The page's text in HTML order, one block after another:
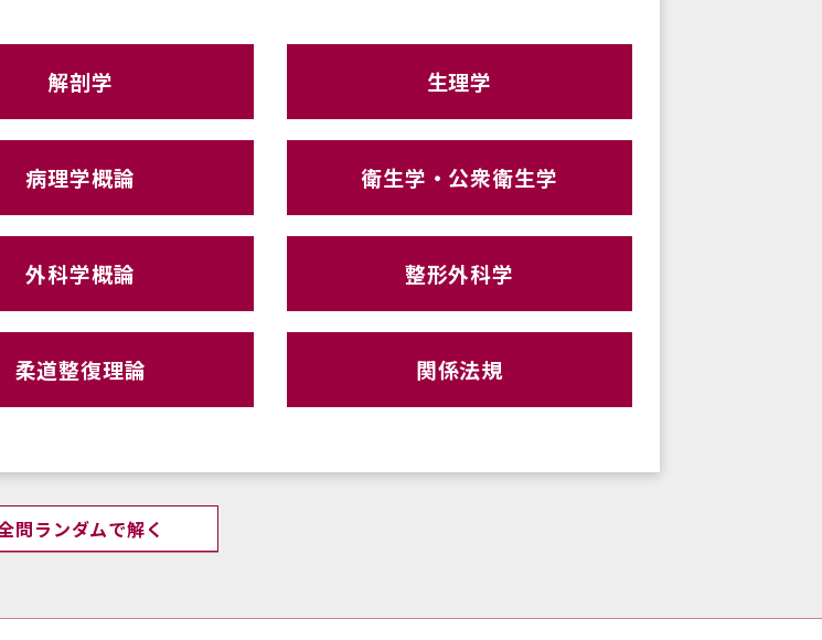
解剖学 生理学
病理学概論 衛生学・公衆衛生学
外科学概論 整形外科学
柔道整復理論 関係法規
問ランダムで解く